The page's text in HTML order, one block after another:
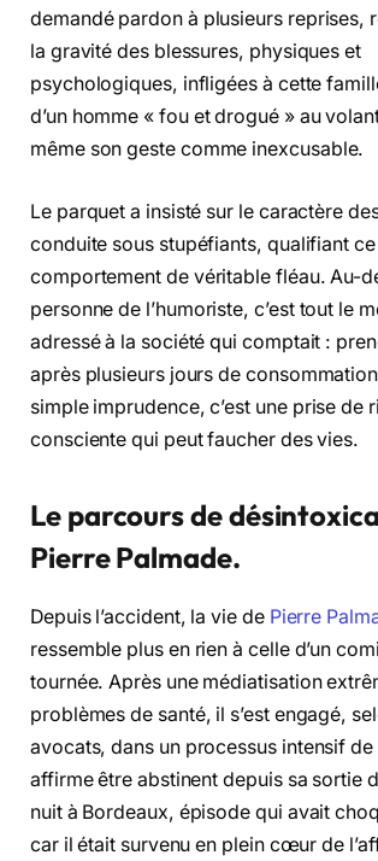
demandé pardon à plusieurs reprises,
la gravité des blessures, physiques et
psychologiques, infligées à cette
d’un homme « fou et drogué » au
même son geste comme inexcusable.
Le parquet a insisté sur le caractère
conduite sous stupéfiants, qualifiant ce
comportement de véritable fléau. Au-
personne de l’humoriste, c’est tout le
adressé à la société qui comptait :
après plusieurs jours de consommation
simple imprudence, c’est une prise de
consciente qui peut faucher des vies.
Le parcours de
Pierre Palmade.
Depuis l’accident, la vie de Pierre
ressemble plus en rien à celle d’un
tournée. Après une médiatisation
problèmes de santé, il s’est engagé,
avocats, dans un processus intensif de
affirme être abstinent depuis sa sortie
nuit à Bordeaux, épisode qui avait
car il était survenu en plein cœur de